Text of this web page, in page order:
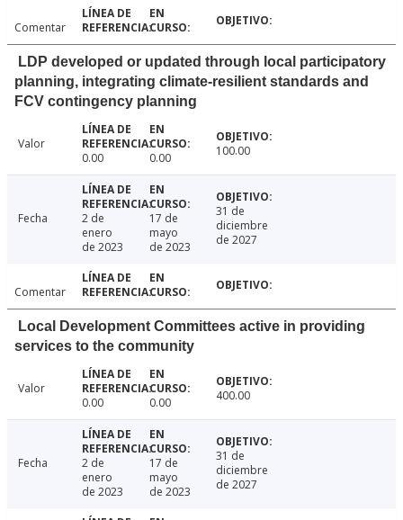
Comentar
LDP developed or updated through local participatory
planning, integrating climate-resilient standards and
FCV contingency planning
Valor
0.00
0.00 100.00
Fecha
2 de
enero
de 2023
17 de
mayo
de 2023
31 de
diciembre
de 2027
Comentar
Local Development Committees active in providing
services to the community
Valor
0.00
0.00 400.00
Fecha
2 de
enero
de 2023
17 de
mayo
de 2023
31 de
diciembre
de 2027